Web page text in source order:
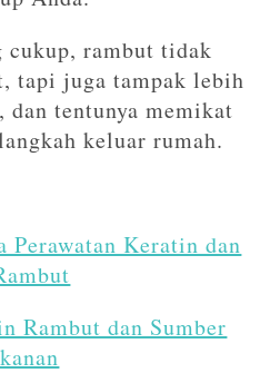
cukup, rambut tidak
tapi juga tampak lebih
tentunya memikat
keluar rumah.
Keratin dan
Rambut dan Sumber